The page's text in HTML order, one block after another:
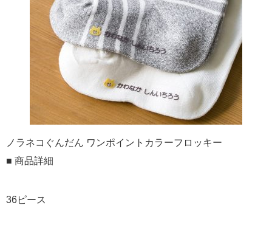
ノラネコぐんだん ワンポイントカラーフロッキー
■ 商品詳細
36ピース